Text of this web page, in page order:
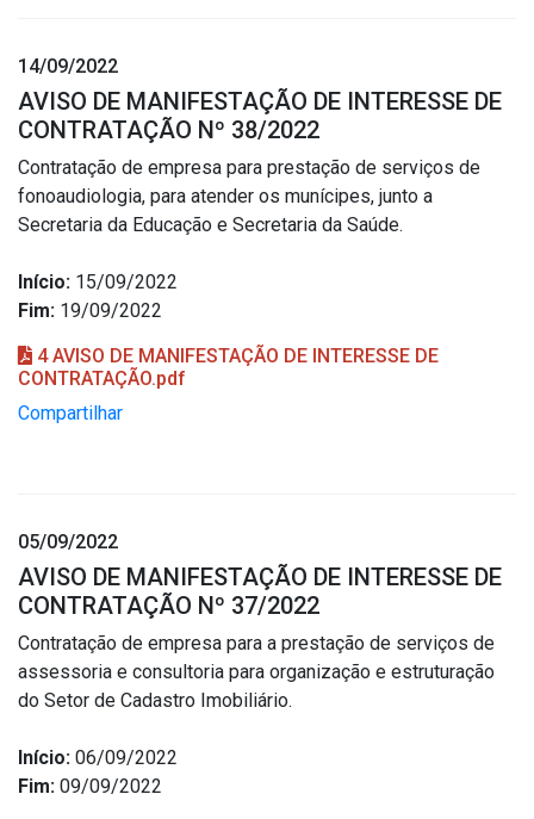
14/09/2022
AVISO DE MANIFESTAÇÃO DE INTERESSE DE
CONTRATAÇÃO Nº 38/2022
Contratação de empresa para prestação de serviços de
fonoaudiologia, para atender os munícipes, junto a
Secretaria da Educação e Secretaria da Saúde.
Início: 15/09/2022
Fim: 19/09/2022
4 AVISO DE MANIFESTAÇÃO DE INTERESSE DE
CONTRATAÇÃO.pdf
Compartilhar
05/09/2022
AVISO DE MANIFESTAÇÃO DE INTERESSE DE
CONTRATAÇÃO Nº 37/2022
Contratação de empresa para a prestação de serviços de
assessoria e consultoria para organização e estruturação
do Setor de Cadastro Imobiliário.
Início: 06/09/2022
Fim: 09/09/2022